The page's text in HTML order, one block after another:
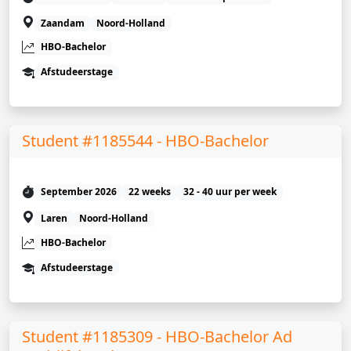
Zaandam
Noord-Holland
HBO-Bachelor
Afstudeerstage
Student #1185544 - HBO-Bachelor
September 2026 22 weeks
32 - 40 uur per week
Laren
Noord-Holland
HBO-Bachelor
Afstudeerstage
Student #1185309 - HBO-Bachelor Ad